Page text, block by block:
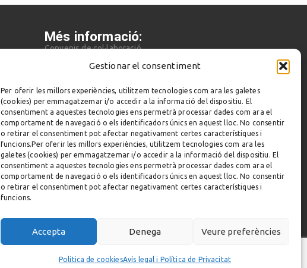
Gestionar el consentiment
Per oferir les millors experiències, utilitzem tecnologies com ara les galetes
(cookies) per emmagatzemar i/o accedir a la informació del dispositiu. El
consentiment a aquestes tecnologies ens permetrà processar dades com ara el
comportament de navegació o els identificadors únics en aquest lloc. No consentir
o retirar el consentiment pot afectar negativament certes característiques i
funcions.Per oferir les millors experiències, utilitzem tecnologies com ara les
galetes (cookies) per emmagatzemar i/o accedir a la informació del dispositiu. El
consentiment a aquestes tecnologies ens permetrà processar dades com ara el
comportament de navegació o els identificadors únics en aquest lloc. No consentir
o retirar el consentiment pot afectar negativament certes característiques i
funcions.
Accepta Denega Veure preferències
Política de cookiesAvís legal i Política de Privacitat
Més informació:
Convenis de col·laboració
Cambra de Contractistes d’Obres de Catalunya